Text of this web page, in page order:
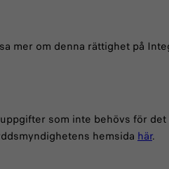
mer om denna rättighet på
som inte behövs för det
hemsida här.